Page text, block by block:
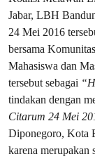
Jabar, LBH
24 Mei 2016
bersama
Mahasiswa dan
tersebut sebagai
tindakan dengan
Citarum 24 Mei
Diponegoro, Kota
karena merupakan